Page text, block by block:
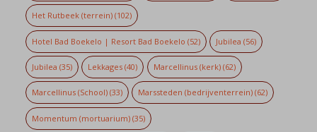
Het Rutbeek (terrein)(102)
Hotel Bad Boekelo | Resort Bad Boekelo (52) Jubilea (56)
Jubilea (35) Lekkages (40) Marcellinus (kerk)(62)
Marcellinus (School)(33) Marssteden (bedrijventerrein) (62)
Momentum (mortuarium)(35)